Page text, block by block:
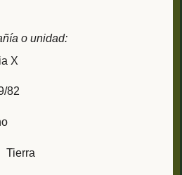
o unidad:
X
82
Tierra